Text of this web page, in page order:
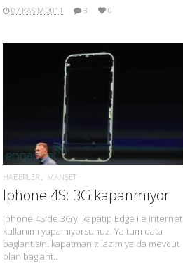
07 KASIM 2011 3 0
DAHA FAZLA BILGI.
HABERLER MANŞET
Iphone 4S: 3G kapanmıyor
Iphone 4S’de 3G’yi kapatıp Edge ile internet
kullanımı yapamıyorsunuz. Ya tum data
baglantisini kapatmaniz lazim ya da mevcut
olan baglant..